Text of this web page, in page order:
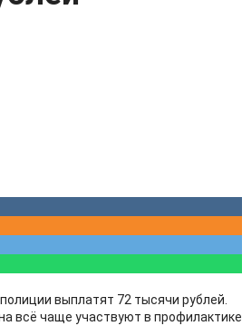
выплатят 72 тысячи рублей.
всё чаще участвуют в профилактике